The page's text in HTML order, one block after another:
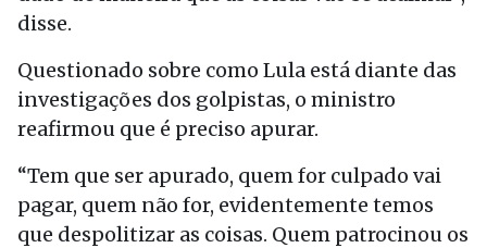
disse.
Questionado sobre como Lula está diante das
investigações dos golpistas, o ministro
reafirmou que é preciso apurar.
“Tem que ser apurado, quem for culpado vai
pagar, quem não for, evidentemente temos
que despolitizar as coisas. Quem patrocinou os